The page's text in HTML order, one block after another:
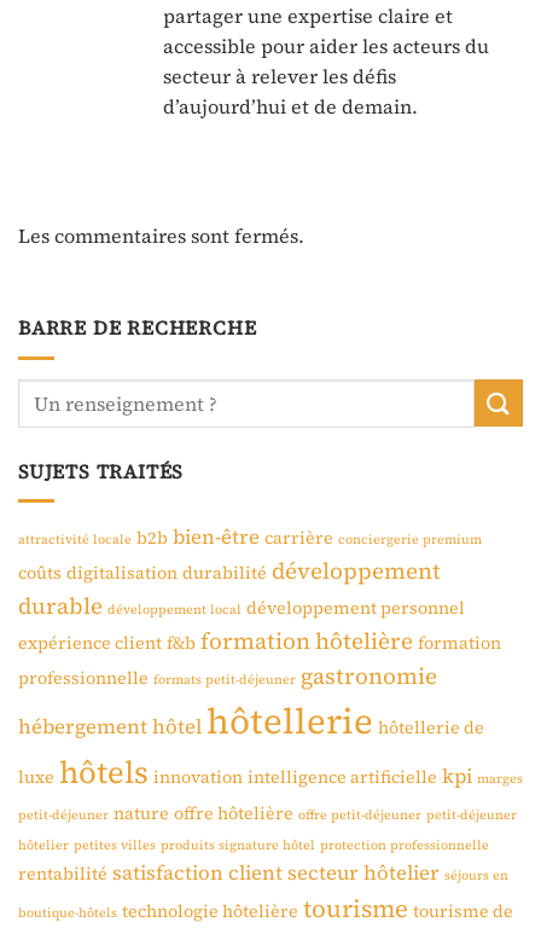
partager une expertise claire et
accessible pour aider les acteurs du
secteur à relever les défis
d’aujourd’hui et de demain.
Les commentaires sont fermés.
BARRE DE RECHERCHE
SUJETS TRAITÉS
attractivité locale b2b bien-être carrière conciergerie premium
coûts digitalisation durabilité développement
durable développement local développement personnel
expérience client f&b formation hôtelière formation
professionnelle formats petit-déjeuner gastronomie
hébergementhôtel hôtellerie hôtellerie de
luxe hôtels innovation intelligence artificielle kpi marges
petit-déjeuner nature offre hôtelière offre petit-déjeuner petit-déjeuner
hôtelier petites villes produits signature hôtel protection professionnelle
rentabilité satisfaction clientsecteur hôtelier séjours en
boutique-hôtels technologie hôtelière tourisme tourisme de